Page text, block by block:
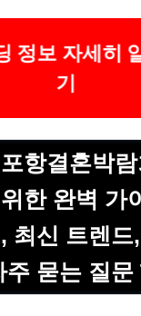
정보 자세히
기
항결혼박람
한 완벽 가
최신 트렌드
주 묻는 질문